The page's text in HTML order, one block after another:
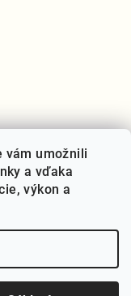
vám umožnili
a vďaka
výkon a
cookies